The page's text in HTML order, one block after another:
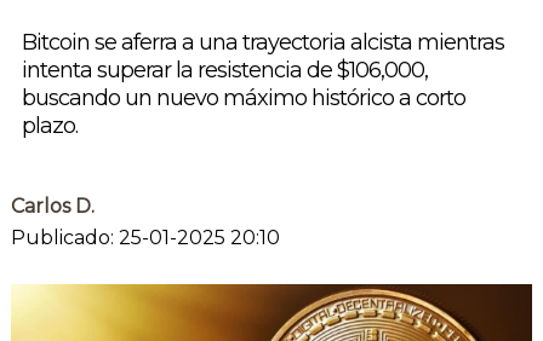
Bitcoin se aferra a una trayectoria alcista mientras
intenta superar la resistencia de $106,000,
buscando un nuevo máximo histórico a corto
plazo.
Carlos D.
Publicado: 25-01-2025 20:10